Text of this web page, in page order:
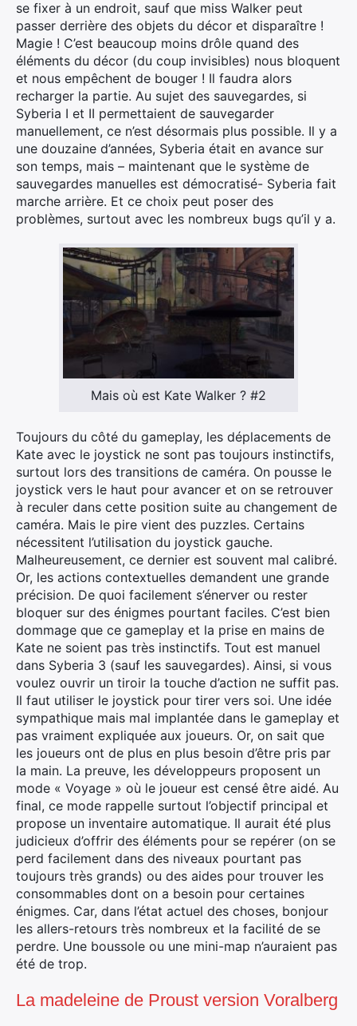
se fixer à un endroit, sauf que miss Walker peut
passer derrière des objets du décor et disparaître !
Magie ! C’est beaucoup moins drôle quand des
éléments du décor (du coup invisibles) nous bloquent
et nous empêchent de bouger ! Il faudra alors
recharger la partie. Au sujet des sauvegardes, si
Syberia I et II permettaient de sauvegarder
manuellement, ce n’est désormais plus possible. Il y a
une douzaine d’années, Syberia était en avance sur
son temps, mais – maintenant que le système de
sauvegardes manuelles est démocratisé- Syberia fait
marche arrière. Et ce choix peut poser des
problèmes, surtout avec les nombreux bugs qu’il y a.
Mais où est Kate Walker ? #2
Toujours du côté du gameplay, les déplacements de
Kate avec le joystick ne sont pas toujours instinctifs,
surtout lors des transitions de caméra. On pousse le
joystick vers le haut pour avancer et on se retrouver
à reculer dans cette position suite au changement de
caméra. Mais le pire vient des puzzles. Certains
nécessitent l’utilisation du joystick gauche.
Malheureusement, ce dernier est souvent mal calibré.
Or, les actions contextuelles demandent une grande
précision. De quoi facilement s’énerver ou rester
bloquer sur des énigmes pourtant faciles. C’est bien
dommage que ce gameplay et la prise en mains de
Kate ne soient pas très instinctifs. Tout est manuel
dans Syberia 3 (sauf les sauvegardes). Ainsi, si vous
voulez ouvrir un tiroir la touche d’action ne suffit pas.
Il faut utiliser le joystick pour tirer vers soi. Une idée
sympathique mais mal implantée dans le gameplay et
pas vraiment expliquée aux joueurs. Or, on sait que
les joueurs ont de plus en plus besoin d’être pris par
la main. La preuve, les développeurs proposent un
mode « Voyage » où le joueur est censé être aidé. Au
final, ce mode rappelle surtout l’objectif principal et
propose un inventaire automatique. Il aurait été plus
judicieux d’offrir des éléments pour se repérer (on se
perd facilement dans des niveaux pourtant pas
toujours très grands) ou des aides pour trouver les
consommables dont on a besoin pour certaines
énigmes. Car, dans l’état actuel des choses, bonjour
les allers-retours très nombreux et la facilité de se
perdre. Une boussole ou une mini-map n’auraient pas
été de trop.
La madeleine de Proust version Voralberg
×